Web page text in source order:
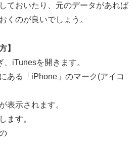
ておいたり、元のデータがあれば
くのが良いでしょう。
】
iTunesを開きます。
ある「iPhone」のマーク(アイコ
表示されます。
ます。